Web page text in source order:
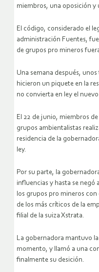
miembros, una oposición y
El código, considerado el
administración Fuentes,
de grupos pro mineros
Una semana después,
hicieron un piquete en la
no convierta en ley el
El 22 de junio, miembros
grupos ambientalistas
residencia de la
ley.
Por su parte, la
influencias y hasta se
los grupos pro mineros
de los más críticos de la
filial de la suiza Xstrata.
La gobernadora mantuvo
momento, y llamó a una
finalmente su desición.